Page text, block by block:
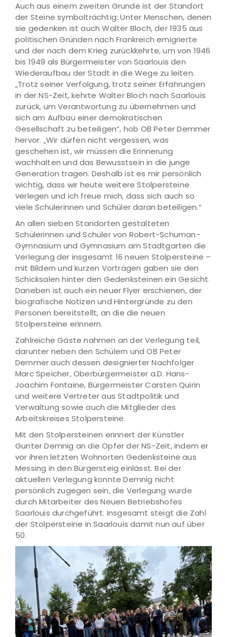
Auch aus einem zweiten Grunde ist der Standort
der Steine symbolträchtig: Unter Menschen, denen
sie gedenken ist auch Walter Bloch, der 1935 aus
politischen Gründen nach Frankreich emigrierte
und der nach dem Krieg zurückkehrte, um von 1946
bis 1949 als Bürgermeister von Saarlouis den
Wiederaufbau der Stadt in die Wege zu leiten.
„Trotz seiner Verfolgung, trotz seiner Erfahrungen
in der NS-Zeit, kehrte Walter Bloch nach Saarlouis
zurück, um Verantwortung zu übernehmen und
sich am Aufbau einer demokratischen
Gesellschaft zu beteiligen“, hob OB Peter Demmer
hervor. „Wir dürfen nicht vergessen, was
geschehen ist, wir müssen die Erinnerung
wachhalten und das Bewusstsein in die junge
Generation tragen. Deshalb ist es mir persönlich
wichtig, dass wir heute weitere Stolpersteine
verlegen und ich freue mich, dass sich auch so
viele Schülerinnen und Schüler daran beteiligen.“
An allen sieben Standorten gestalteten
Schülerinnen und Schüler von Robert-Schuman-
Gymnasium und Gymnasium am Stadtgarten die
Verlegung der insgesamt 16 neuen Stolpersteine –
mit Bildern und kurzen Vorträgen gaben sie den
Schicksalen hinter den Gedenksteinen ein Gesicht.
Daneben ist auch ein neuer Flyer erschienen, der
biografische Notizen und Hintergründe zu den
Personen bereitstellt, an die die neuen
Stolpersteine erinnern.
Zahlreiche Gäste nahmen an der Verlegung teil,
darunter neben den Schülern und OB Peter
Demmer auch dessen designierter Nachfolger
Marc Speicher, Oberbürgermeister a.D. Hans-
Joachim Fontaine, Bürgermeister Carsten Quirin
und weitere Vertreter aus Stadtpolitik und
Verwaltung sowie auch die Mitglieder des
Arbeitskreises Stolpersteine.
Mit den Stolpersteinen erinnert der Künstler
Gunter Demnig an die Opfer der NS-Zeit, indem er
vor ihren letzten Wohnorten Gedenksteine aus
Messing in den Bürgersteig einlässt. Bei der
aktuellen Verlegung konnte Demnig nicht
persönlich zugegen sein, die Verlegung wurde
durch Mitarbeiter des Neuen Betriebshofes
Saarlouis durchgeführt. Insgesamt steigt die Zahl
der Stolpersteine in Saarlouis damit nun auf über
50.